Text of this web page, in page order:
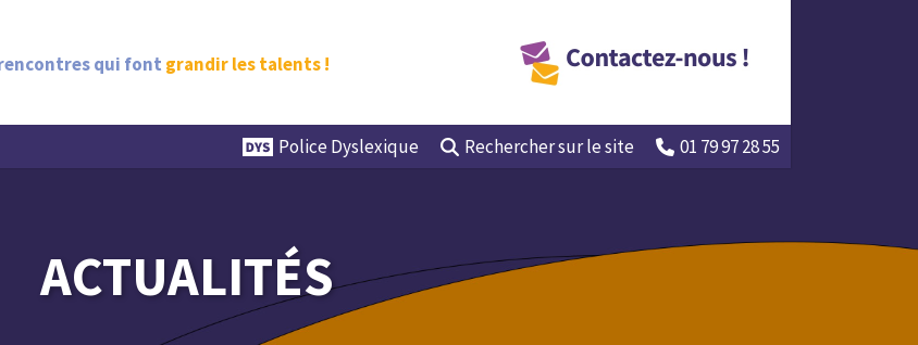
qui font grandir les talents !
Police Dyslexique Recherchersur le site 01 79 97 28 55
ACTUALITÉS